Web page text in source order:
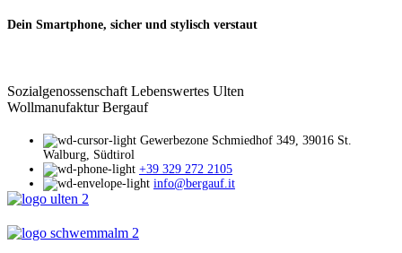
Dein Smartphone, sicher und stylisch verstaut
Sozialgenossenschaft Lebenswertes Ulten
Wollmanufaktur Bergauf
Gewerbezone Schmiedhof 349, 39016 St.
Walburg, Südtirol
+39 329 272 2105
info@bergauf.it